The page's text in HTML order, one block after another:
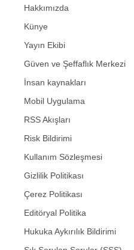
Hakkımızda
Künye
Yayın Ekibi
Güven ve Şeffaflık Merkezi
İnsan kaynakları
Mobil Uygulama
RSS Akışları
Risk Bildirimi
Kullanım Sözleşmesi
Gizlilik Politikası
Çerez Politikası
Editöryal Politika
Hukuka Aykırılık Bildirimi